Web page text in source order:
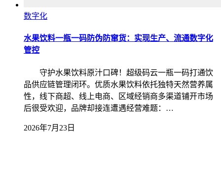
数字化
水果饮料一瓶一码防伪防窜货：实现生产、流通数字化
管控
守护水果饮料原汁口碑！超级码云一瓶一码打通饮
品供应链管理闭环。优质水果饮料依托独特天然营养属
性，线下商超、线上电商、区域经销商多渠道铺开市场
后很受欢迎，品牌却接连遭遇经营难题：…
2026年7月23日